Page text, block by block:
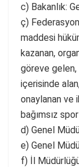
c) Bakanlık:
ç)
maddesi
kazanan,
göreve gelen,
içerisinde
onaylanan ve
bağımsız
d) Genel
e) Genel
f) İl